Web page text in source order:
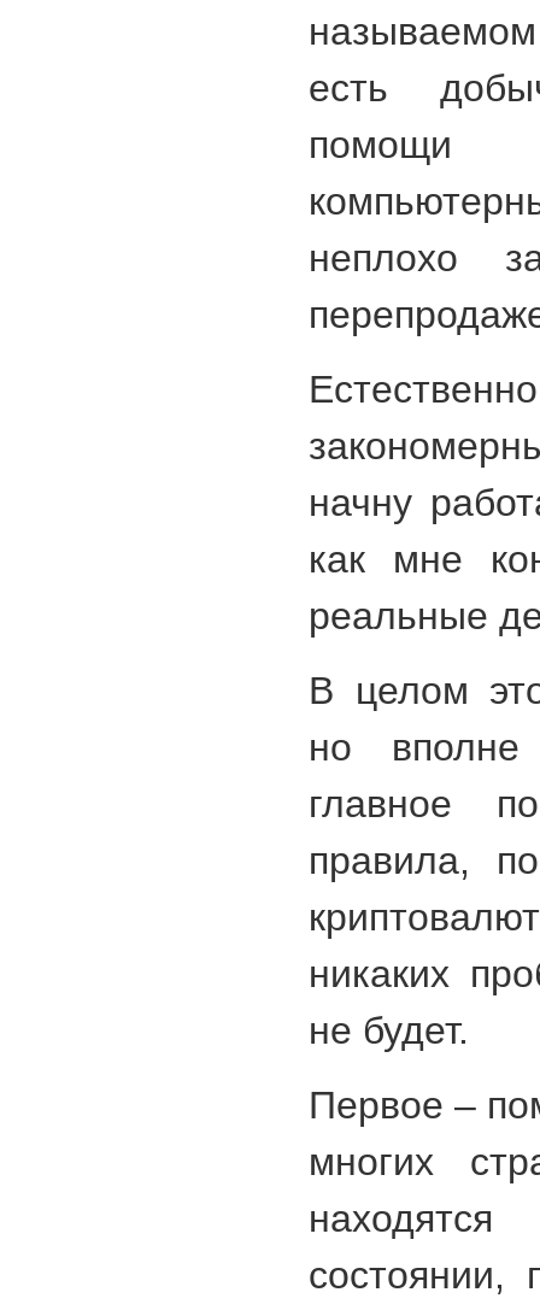
есть
помощи
неплохо
начну
как мне
реальные
В целом
но вполне
главное
правила,
никаких
не будет.
Первое –
многих
состоянии,